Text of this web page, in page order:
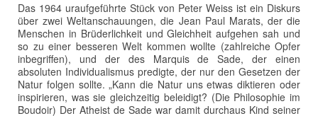
Das 1964 uraufgeführte Stück von Peter Weiss ist ein Diskurs
über zwei Weltanschauungen, die Jean Paul Marats, der die
Menschen in Brüderlichkeit und Gleichheit aufgehen sah und
so zu einer besseren Welt kommen wollte (zahlreiche Opfer
inbegriffen), und der des Marquis de Sade, der einen
absoluten Individualismus predigte, der nur den Gesetzen der
Natur folgen sollte. „Kann die Natur uns etwas diktieren oder
inspirieren, was sie gleichzeitig beleidigt? (Die Philosophie im
Boudoir) Der Atheist de Sade war damit durchaus Kind seiner